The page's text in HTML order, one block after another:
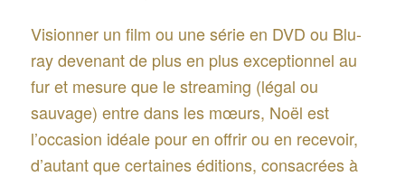
Visionner un film ou une série en DVD ou Blu-
ray devenant de plus en plus exceptionnel au
fur et mesure que le streaming (légal ou
sauvage) entre dans les mœurs, Noël est
l’occasion idéale pour en offrir ou en recevoir,
d’autant que certaines éditions, consacrées à